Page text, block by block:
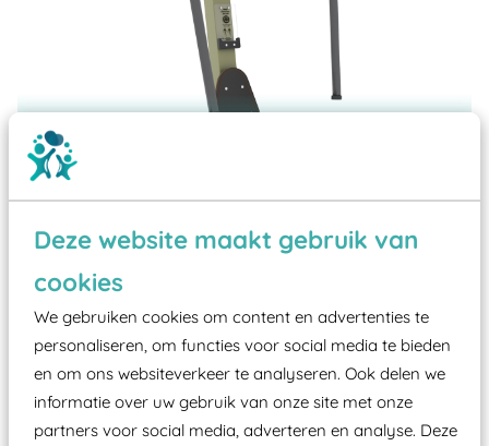
Deze website maakt gebruik van
cookies
We gebruiken cookies om content en advertenties te
personaliseren, om functies voor social media te bieden
en om ons websiteverkeer te analyseren. Ook delen we
informatie over uw gebruik van onze site met onze
partners voor social media, adverteren en analyse. Deze
Fitness